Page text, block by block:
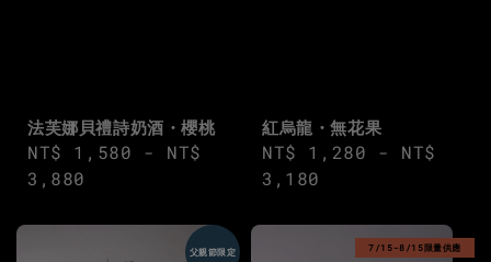
法芙娜貝禮詩奶酒・櫻桃
Regular
price
NT$ 1,580 - NT$
3,880
紅烏龍・無花果
Regular
price
NT$ 1,280 - NT$
3,180
父親節限定 7/15-8/15限量供應